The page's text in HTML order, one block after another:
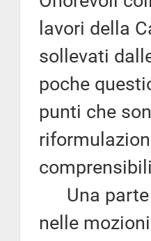
lavori della
sollevati
poche
punti che
Una parte
nelle